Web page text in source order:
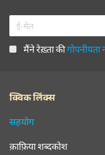
मैंने रेख़्ता कीगोपनीयता
क्विक लिंक्स
सहयोग
क़ाफ़िया शब्दकोश